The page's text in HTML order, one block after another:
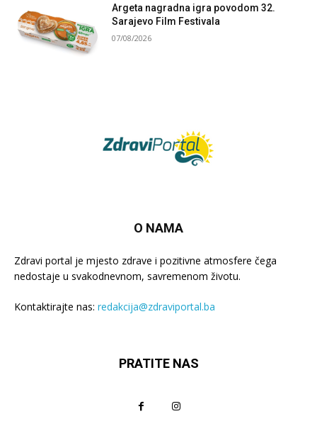
Argeta nagradna igra povodom 32.
Sarajevo Film Festivala
07/08/2026
O NAMA
Zdravi portal je mjesto zdrave i pozitivne atmosfere čega
nedostaje u svakodnevnom, savremenom životu.
Kontaktirajte nas: redakcija@zdraviportal.ba
PRATITE NAS